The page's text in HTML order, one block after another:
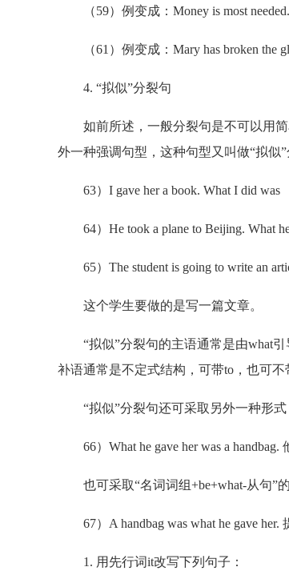
（59）例变成：Money is most needed.
（61）例变成：Mary has broken the
4. “拟似”分裂句
如前所述，一般分裂句是不可以用简
外一种强调句型，这种句型又叫做“拟似”
63）I gave her a book. What I did was
64）He took a plane to Beijing. What he
65）The student is going to write an
这个学生要做的是写一篇文章。
“拟似”分裂句的主语通常是由what引
补语通常是不定式结构，可带to，也可不
“拟似”分裂句还可采取另外一种形式
66）What he gave her was a handbag.
也可采取“名词词组+be+what-从句”
67）A handbag was what he gave her.
1. 用先行词it改写下列句子：